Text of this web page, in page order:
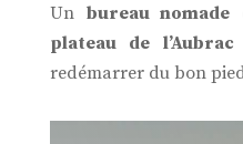
Un bureau nomade
plateau de l’Aubrac
redémarrer du bon